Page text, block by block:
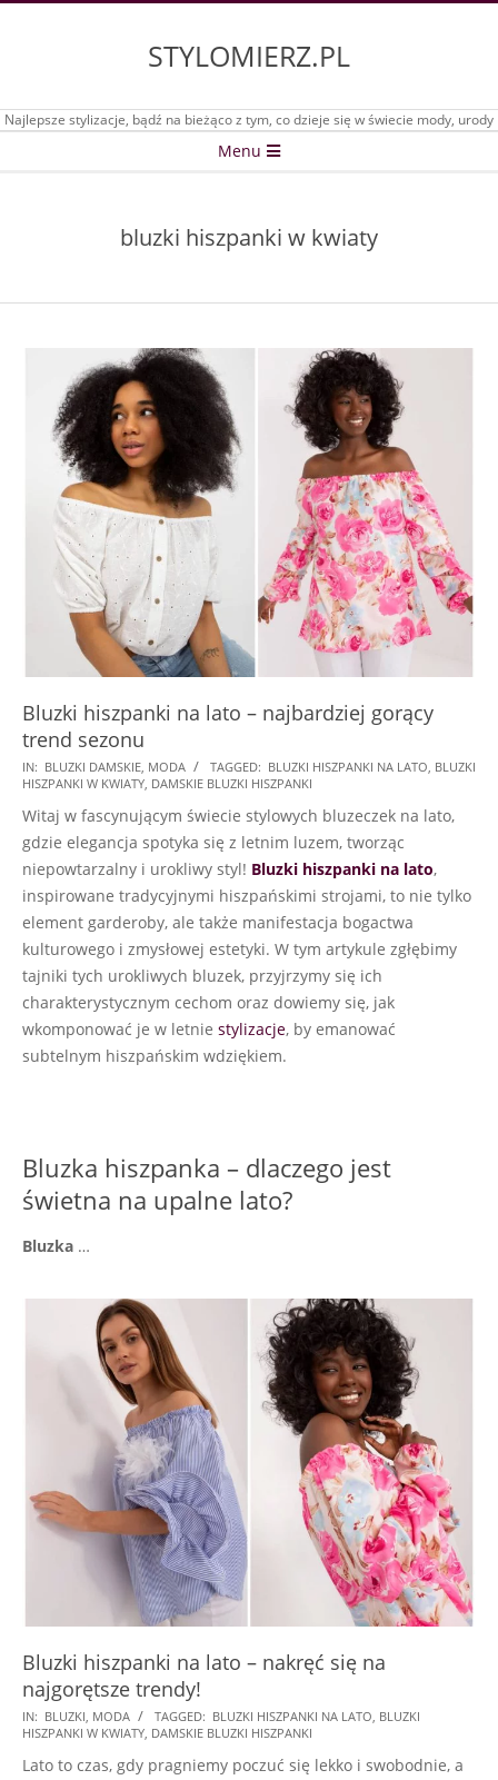
STYLOMIERZ.PL
Najlepsze stylizacje, bądź na bieżąco z tym, co dzieje się w świecie mody, urody
Menu
bluzki hiszpanki w kwiaty
Bluzki hiszpanki na lato – najbardziej gorący
trend sezonu
2024-
05-
17
IN: BLUZKI DAMSKIE MODA TAGGED: BLUZKI HISZPANKI NA LATO BLUZKI
HISZPANKI W KWIATY DAMSKIE BLUZKI HISZPANKI
Witaj w fascynującym świecie stylowych bluzeczek na lato,
gdzie elegancja spotyka się z letnim luzem, tworząc
niepowtarzalny i urokliwy styl! Bluzki hiszpanki na lato,
inspirowane tradycyjnymi hiszpańskimi strojami, to nie tylko
element garderoby, ale także manifestacja bogactwa
kulturowego i zmysłowej estetyki. W tym artykule zgłębimy
tajniki tych urokliwych bluzek, przyjrzymy się ich
charakterystycznym cechom oraz dowiemy się, jak
wkomponować je w letnie stylizacje, by emanować
subtelnym hiszpańskim wdziękiem.
Bluzka hiszpanka – dlaczego jest
świetna na upalne lato?
Bluzka …
Bluzki hiszpanki na lato – nakręć się na
najgorętsze trendy!
2024-
05-
10
IN: BLUZKI, MODA TAGGED: BLUZKI HISZPANKI NA LATO, BLUZKI
HISZPANKI W KWIATY, DAMSKIE BLUZKI HISZPANKI
Lato to czas, gdy pragniemy poczuć się lekko i swobodnie, a